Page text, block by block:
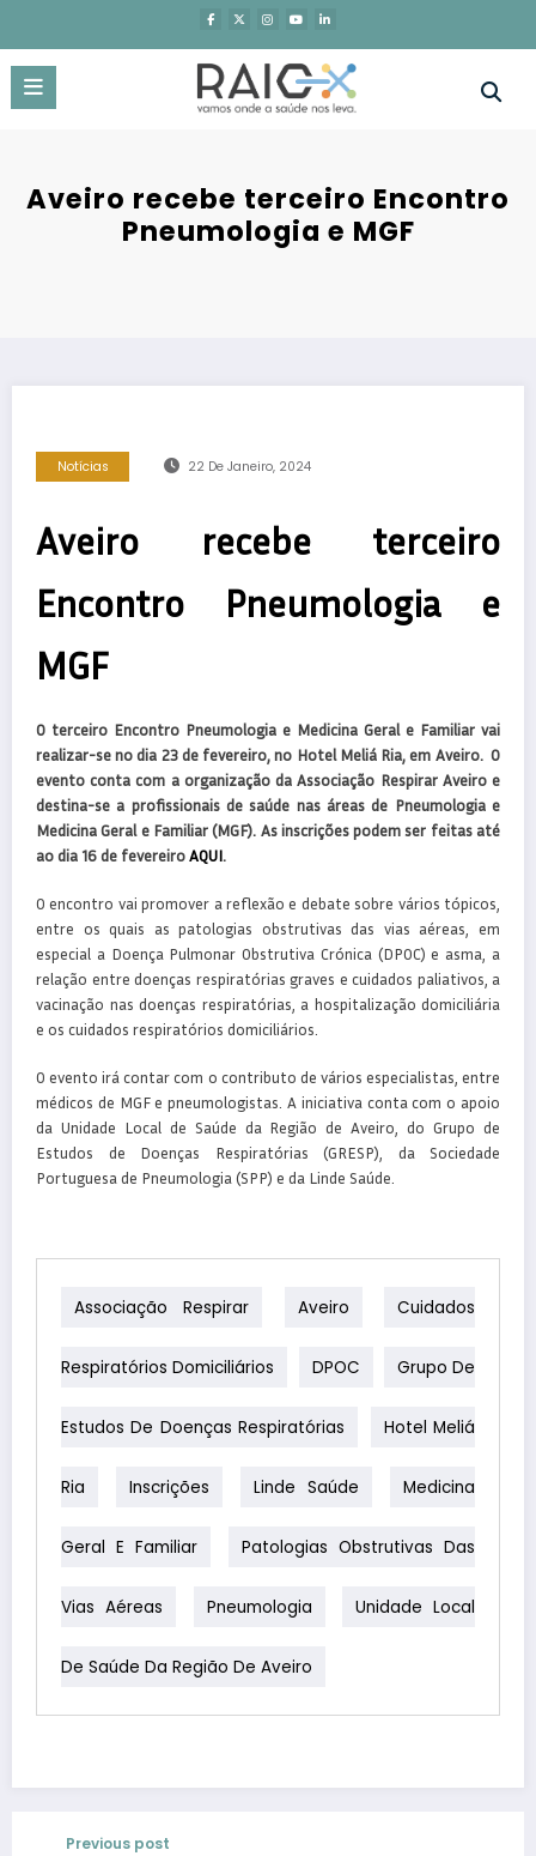
o
conteúdo
Aveiro recebe terceiro Encontro
Pneumologia e MGF
Notícias 22 De Janeiro, 2024
Aveiro recebe terceiro
Encontro Pneumologia e
MGF
O terceiro Encontro Pneumologia e Medicina Geral e Familiar vai
realizar-se no dia 23 de fevereiro, no Hotel Meliá Ria, em Aveiro. O
evento conta com a organização da Associação Respirar Aveiro e
destina-se a profissionais de saúde nas áreas de Pneumologia e
Medicina Geral e Familiar (MGF). As inscrições podem ser feitas até
ao dia 16 de fevereiroAQUI.
O encontro vai promover a reflexão e debate sobre vários tópicos,
entre os quais as patologias obstrutivas das vias aéreas, em
especial a Doença Pulmonar Obstrutiva Crónica (DPOC) e asma, a
relação entre doenças respiratórias graves e cuidados paliativos, a
vacinação nas doenças respiratórias, a hospitalização domiciliária
e os cuidados respiratórios domiciliários.
O evento irá contar com o contributo de vários especialistas, entre
médicos de MGF e pneumologistas. A iniciativa conta com o apoio
da Unidade Local de Saúde da Região de Aveiro, do Grupo de
Estudos de Doenças Respiratórias (GRESP), da Sociedade
Portuguesa de Pneumologia (SPP) e da Linde Saúde.
Associação Respirar Aveiro Cuidados
Respiratórios Domiciliários DPOC Grupo De
Estudos De Doenças Respiratórias Hotel Meliá
Ria Inscrições Linde Saúde Medicina
Geral E Familiar Patologias Obstrutivas Das
Vias Aéreas Pneumologia Unidade Local
De Saúde Da Região De Aveiro
Previous post